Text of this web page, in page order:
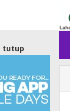
konten
tutup